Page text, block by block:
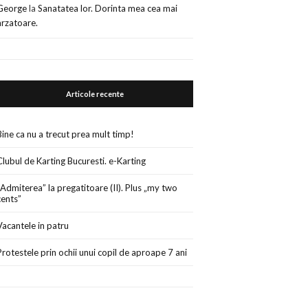
laSanatatea lor. Dorinta mea cea mai
Articole recente
ca nu a trecut prea mult timp!
de Karting Bucuresti. e-Karting
la pregatitoare (II). Plus „my two
in patru
prin ochii unui copil de aproape 7 ani